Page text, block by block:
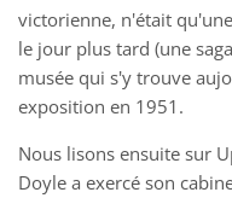
victorienne, n'était
le jour plus tard (une
musée qui s'y trouve
exposition en 1951.
Nous lisons ensuite sur
Doyle a exercé son